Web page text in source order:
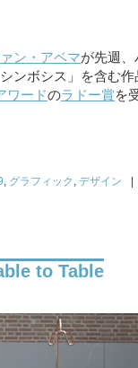
ン・アベマが先週
ンボシス」を含む
ワードのラドー賞を
, グラフィック , デザイン
to Table